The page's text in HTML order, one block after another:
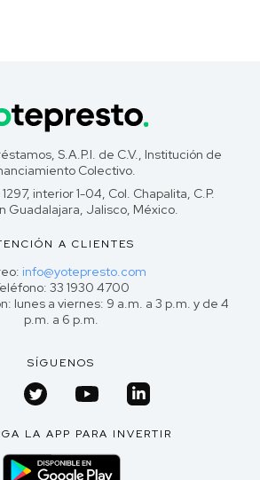
S.A.P.I. de C.V., Institución de
Colectivo.
interior 1-04, Col. Chapalita, C.P.
Guadalajara, Jalisco, México.
A CLIENTES
info@yotepresto.com
33 1930 4700
lunes a viernes: 9 a.m. a 3 p.m. y de 4
p.m. a 6 p.m.
SÍGUENOS
LA APP PARA INVERTIR